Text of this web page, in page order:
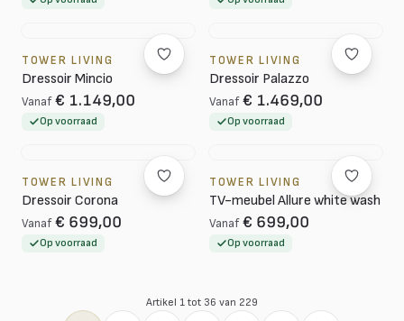
TOWER LIVING
Dressoir Mincio
Vanaf € 1.149,00
Op voorraad
TOWER LIVING
Dressoir Palazzo
Vanaf € 1.469,00
Op voorraad
TOWER LIVING
Dressoir Corona
Vanaf € 699,00
Op voorraad
TOWER LIVING
TV-meubel Allure white wash
Vanaf € 699,00
Op voorraad
Artikel 1 tot 36 van 229